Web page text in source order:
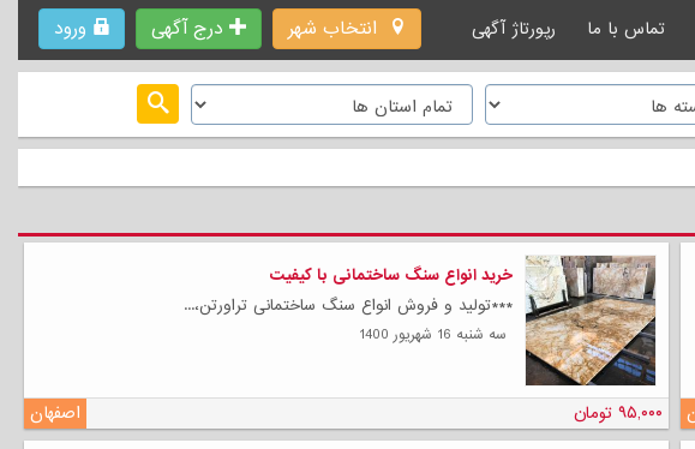
انتخاب شهر درج آگهی ورود تماس با ما رپورتاژ آگهی
خرید انواع سنگ ساختمانی با کیفیت
***تولید و فروش انواع سنگ ساختمانی تراورتن،...
سه شنبه 16 شهریور 1400
اصفهان ۹۵,۰۰۰ تومان